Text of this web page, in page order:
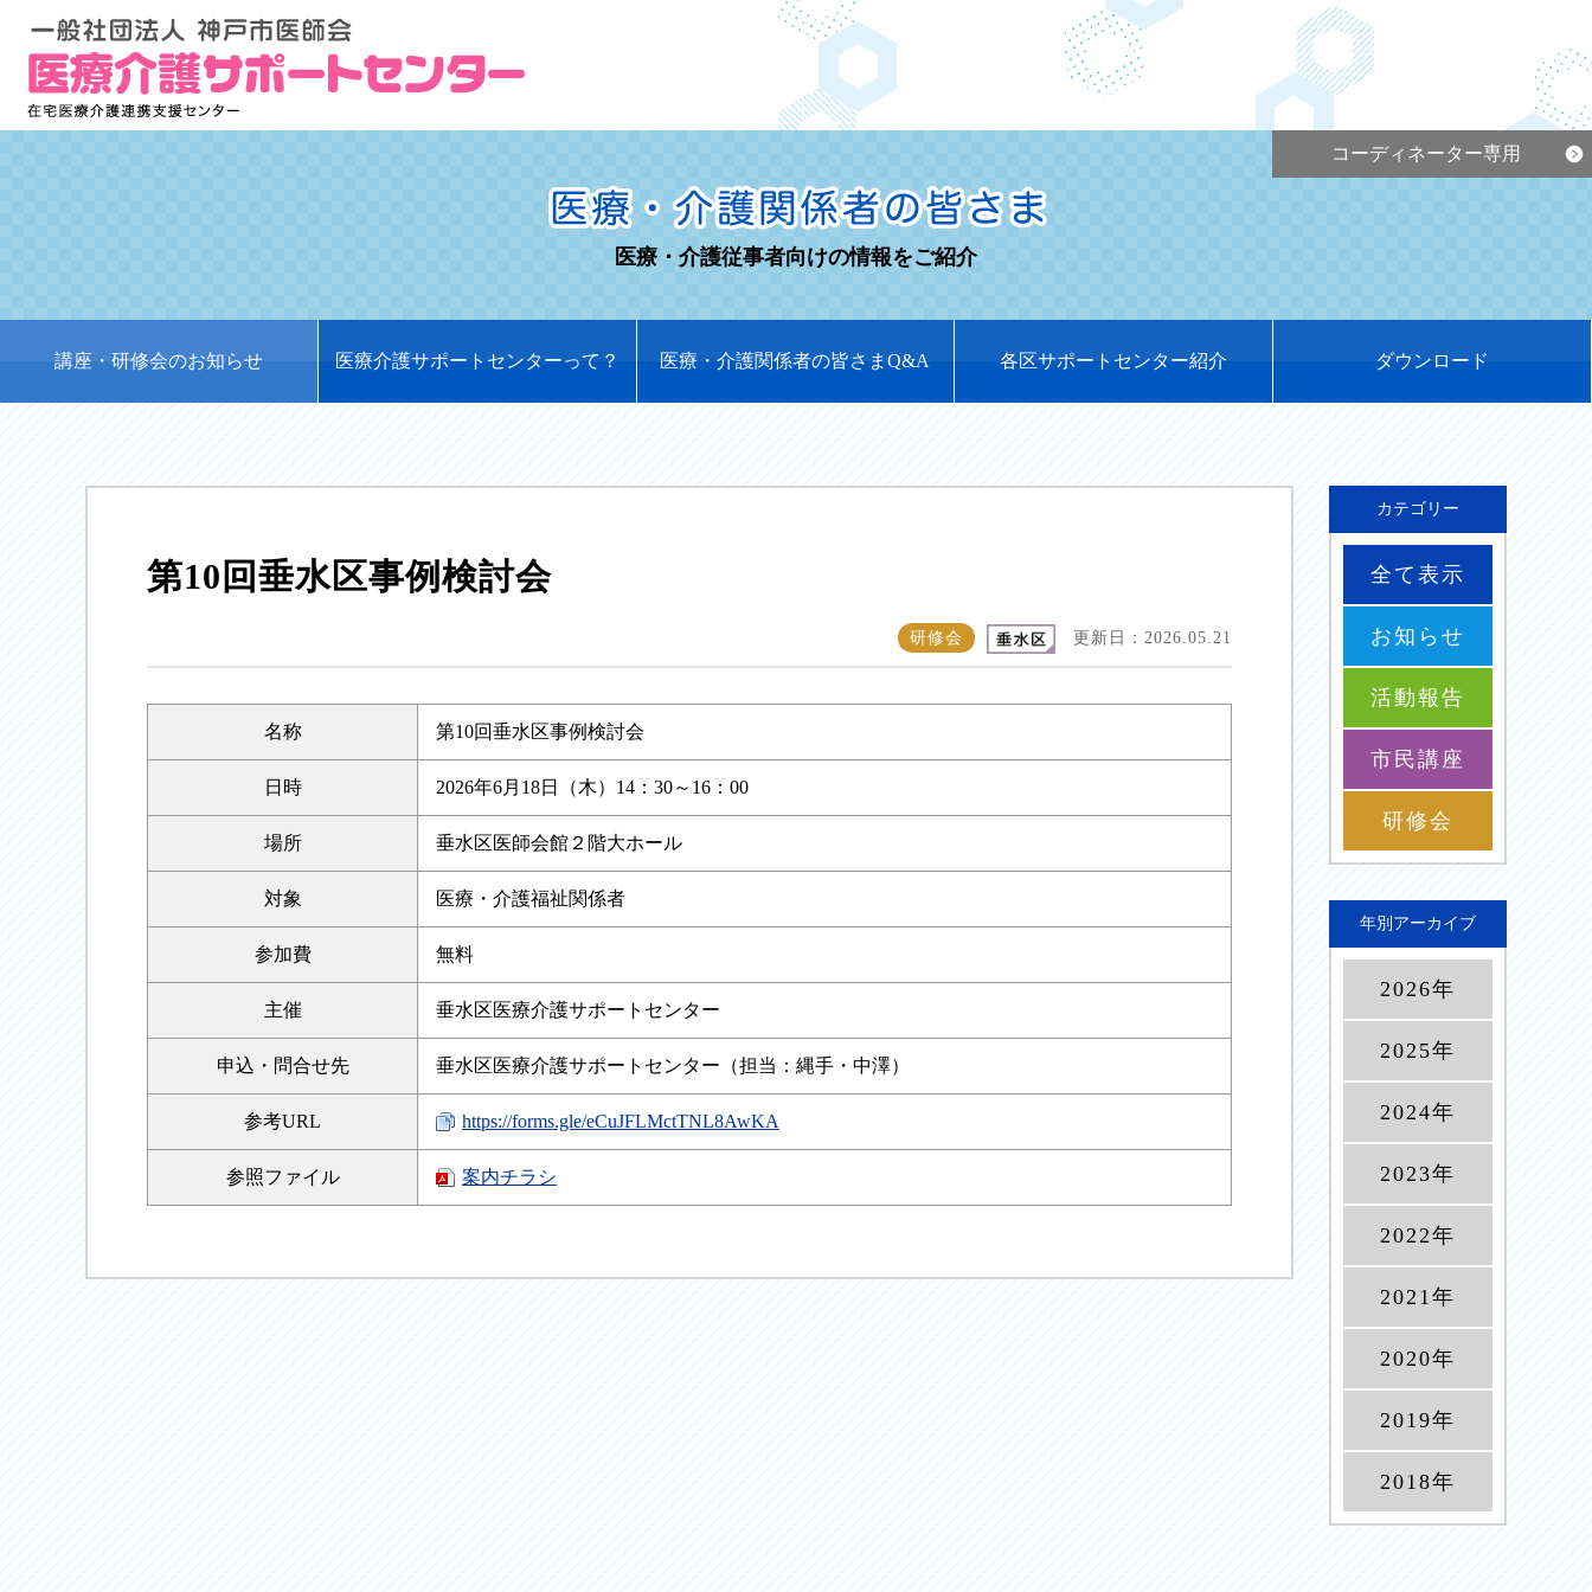
医療・介護従事者向けの情報をご紹介
講座・研修会のお知らせ 医療介護サポートセンターって？ 医療・介護関係者の皆さまQ&A 各区サポートセンター紹介 ダウンロード
コーディネーター専用
第10回垂水区事例検討会
研修会 更新日：2026.05.21
名称 第10回垂水区事例検討会
日時 2026年6月18日（木）14：30～16：00
場所 垂水区医師会館２階大ホール
対象 医療・介護福祉関係者
参加費 無料
主催 垂水区医療介護サポートセンター
申込・ 問合せ先 垂水区医療介護サポートセンター（担当：縄手・中澤）
参考URL https://forms.gle/eCuJFLMctTNL8AwKA
参照ファイル 案内チラシ
カテゴリー
全て表示
お知らせ
活動報告
市民講座
研修会
年別アーカイブ
2026年
2025年
2024年
2023年
2022年
2021年
2020年
2019年
2018年